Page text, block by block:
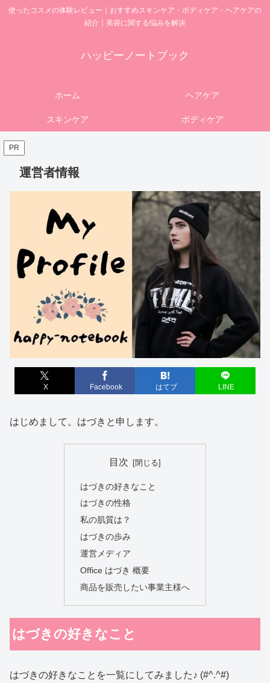
使ったコスメの体験レビュー｜おすすめスキンケア・ボディケア・ヘアケアの
紹介｜美容に関する悩みを解決
ハッピーノートブック
ホーム ヘアケア
スキンケア ボディケア
PR
運営者情報
X Facebook はてブ LINE
はじめまして。はづきと申します。
目次
はづきの好きなこと
はづきの性格
私の肌質は？
はづきの歩み
運営メディア
Office はづき 概要
商品を販売したい事業主様へ
はづきの好きなこと
はづきの好きなことを一覧にしてみました♪ (#^.^#)